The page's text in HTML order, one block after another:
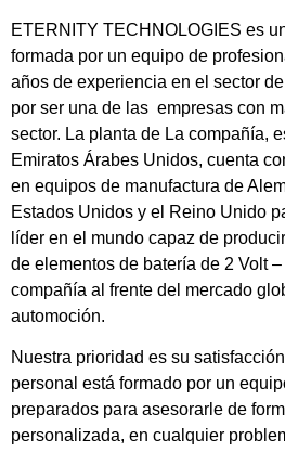
ETERNITY TECHNOLOGIES es
formada por un equipo de
años de experiencia en el sector
por ser una de las empresas con
sector. La planta de La compañía,
Emiratos Árabes Unidos, cuenta
en equipos de manufactura de
Estados Unidos y el Reino Unido
líder en el mundo capaz de
de elementos de batería de 2 Volt
compañía al frente del mercado
automoción.
Nuestra prioridad es su
personal está formado por un
preparados para asesorarle de
personalizada, en cualquier